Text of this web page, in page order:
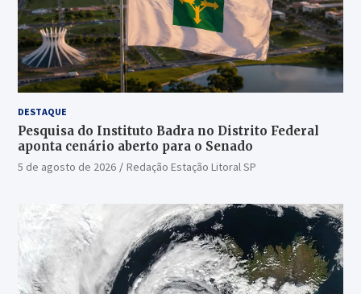
DESTAQUE
Pesquisa do Instituto Badra no Distrito Federal
aponta cenário aberto para o Senado
5 de agosto de 2026 Redação Estação Litoral SP